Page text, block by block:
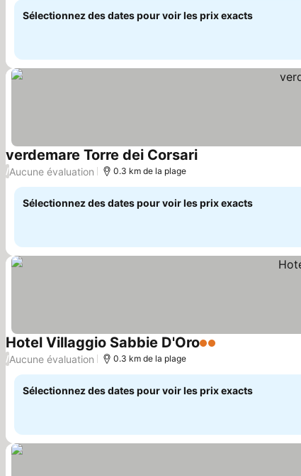
Sélectionnez des dates pour voir les prix exacts
verdemare Torre dei CorsariConsulter les prix
/Aucune évaluation 0.3 km de la plage
Sélectionnez des dates pour voir les prix exacts
Hotel Villaggio Sabbie D'Oro2 Étoiles
/Aucune évaluation 0.3 km de la plage
Sélectionnez des dates pour voir les prix exacts